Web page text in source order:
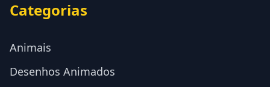
Categorias
Animais
Desenhos Animados